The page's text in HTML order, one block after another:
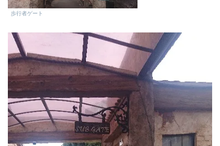
歩行者ゲート